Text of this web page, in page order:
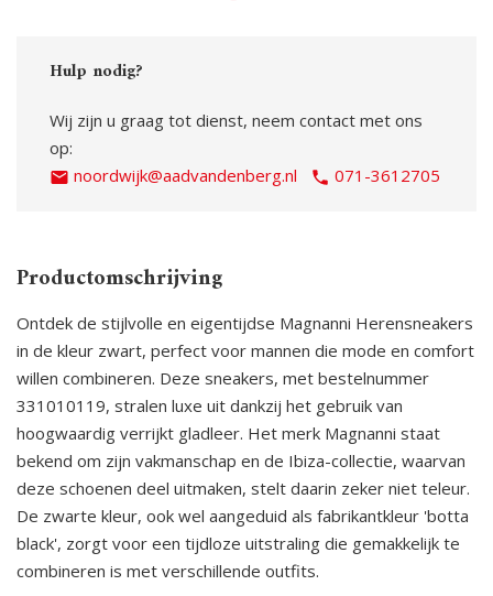
Hulp nodig?
Wij zijn u graag tot dienst, neem contact met ons
op:
noordwijk@aadvandenberg.nl
071-3612705
Productomschrijving
Ontdek de stijlvolle en eigentijdse Magnanni Herensneakers
in de kleur zwart, perfect voor mannen die mode en comfort
willen combineren. Deze sneakers, met bestelnummer
331010119, stralen luxe uit dankzij het gebruik van
hoogwaardig verrijkt gladleer. Het merk Magnanni staat
bekend om zijn vakmanschap en de Ibiza-collectie, waarvan
deze schoenen deel uitmaken, stelt daarin zeker niet teleur.
De zwarte kleur, ook wel aangeduid als fabrikantkleur 'botta
black', zorgt voor een tijdloze uitstraling die gemakkelijk te
combineren is met verschillende outfits.